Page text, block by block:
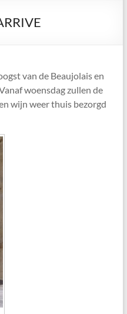
van de Beaujolais en
woensdag zullen de
wijn weer thuis bezorgd